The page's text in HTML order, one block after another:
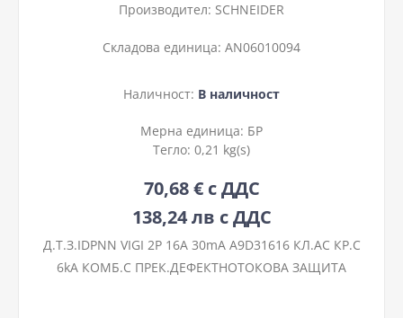
Производител: SCHNEIDER
Складова единица: AN06010094
Наличност: В наличност
Мерна единица: БР
Тегло: 0,21 kg(s)
70,68 € с ДДС
138,24 лв с ДДС
Д.Т.З.IDPNN VIGI 2P 16A 30mA A9D31616 КЛ.AC КР.C
6kA КОМБ.С ПРЕК.ДЕФЕКТНОТОКОВА ЗАЩИТА